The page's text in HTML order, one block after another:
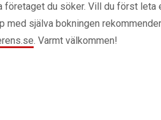
företaget du söker. Vill du först leta
med själva bokningen
. Varmt välkommen!